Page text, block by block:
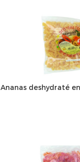
Ananas deshydraté en